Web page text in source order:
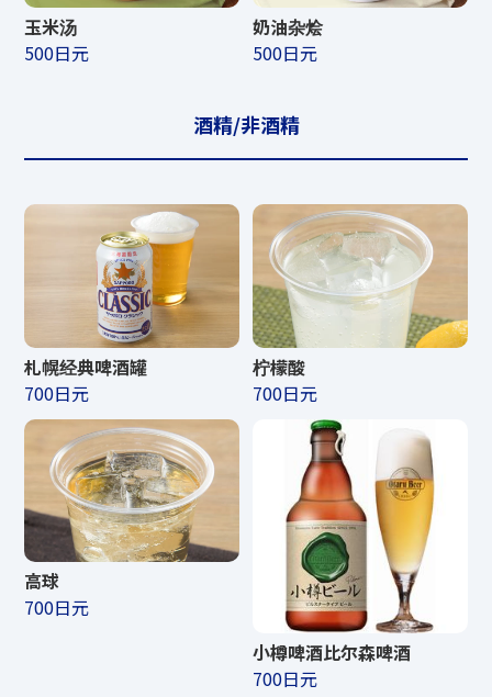
玉米汤
500日元
奶油杂烩
500日元
酒精/非酒精
札幌经典啤酒罐
700日元
柠檬酸
700日元
高球
700日元
小樽啤酒比尔森啤酒
700日元